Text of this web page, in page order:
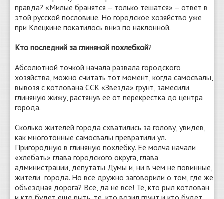
правда? «Милые бранятся – только тешатся» – ответ в
этой русской пословице. Но городское хозяйство уже
при Клёцкине покатилось вниз по наклонной.
Кто последний за глиняной похлебкой?
Абсолютной точкой начала развала городского
хозяйства, можно считать тот момент, когда самосвалы,
вывозя с котлована ССК «Звезда» грунт, замесили
глиняную жижу, растянув её от перекрёстка до центра
города.
Сколько жителей города схватились за голову, увидев,
как многотонные самосвалы превратили ул.
Пригородную в глиняную похлёбку. Её молча начали
«хлебать» глава городского округа, глава
администрации, депутаты Думы и, ни в чём не повинные,
жители города. Но все дружно заговорили о том, где же
объездная дорога? Все, да не все! Те, кто рыл котлован